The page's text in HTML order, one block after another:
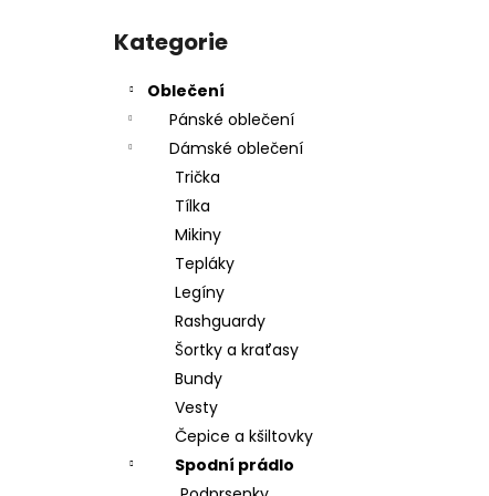
kategorie
Kategorie
Oblečení
Pánské oblečení
Dámské oblečení
Trička
Tílka
Mikiny
Tepláky
Legíny
Rashguardy
Šortky a kraťasy
Bundy
Vesty
Čepice a kšiltovky
Spodní prádlo
1 490 Kč